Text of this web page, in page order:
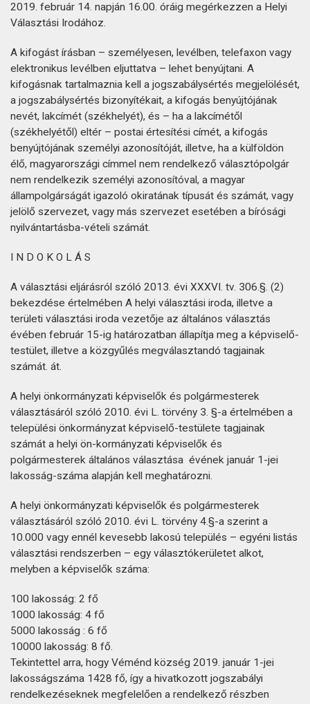
2019. február 14. napján 16.00. óráig megérkezzen a Helyi
Választási Irodához.
A kifogást írásban – személyesen, levélben, telefaxon vagy
elektronikus levélben eljuttatva – lehet benyújtani. A
kifogásnak tartalmaznia kell a jogszabálysértés megjelölését,
a jogszabálysértés bizonyítékait, a kifogás benyújtójának
nevét, lakcímét (székhelyét), és – ha a lakcímétől
(székhelyétől) eltér – postai értesítési címét, a kifogás
benyújtójának személyi azonosítóját, illetve, ha a külföldön
élő, magyarországi címmel nem rendelkező választópolgár
nem rendelkezik személyi azonosítóval, a magyar
állampolgárságát igazoló okiratának típusát és számát, vagy
jelölő szervezet, vagy más szervezet esetében a bírósági
nyilvántartásba-vételi számát.
I N D O K O L Á S
A választási eljárásról szóló 2013. évi XXXVI. tv. 306.§. (2)
bekezdése értelmében A helyi választási iroda, illetve a
területi választási iroda vezetője az általános választás
évében február 15-ig határozatban állapítja meg a képviselő-
testület, illetve a közgyűlés megválasztandó tagjainak
számát. át.
A helyi önkormányzati képviselők és polgármesterek
választásáról szóló 2010. évi L. törvény 3. §-a értelmében a
települési önkormányzat képviselő-testülete tagjainak
számát a helyi ön-kormányzati képviselők és
polgármesterek általános választása évének január 1-jei
lakosság-száma alapján kell meghatározni.
A helyi önkormányzati képviselők és polgármesterek
választásáról szóló 2010. évi L. törvény 4.§-a szerint a
10.000 vagy ennél kevesebb lakosú település – egyéni listás
választási rendszerben – egy választókerületet alkot,
melyben a képviselők száma:
100 lakosság: 2 fő
1000 lakosság: 4 fő
5000 lakosság : 6 fő
10000 lakosság: 8 fő.
Tekintettel arra, hogy Véménd község 2019. január 1-jei
lakosságszáma 1428 fő, így a hivatkozott jogszabályi
rendelkezéseknek megfelelően a rendelkező részben